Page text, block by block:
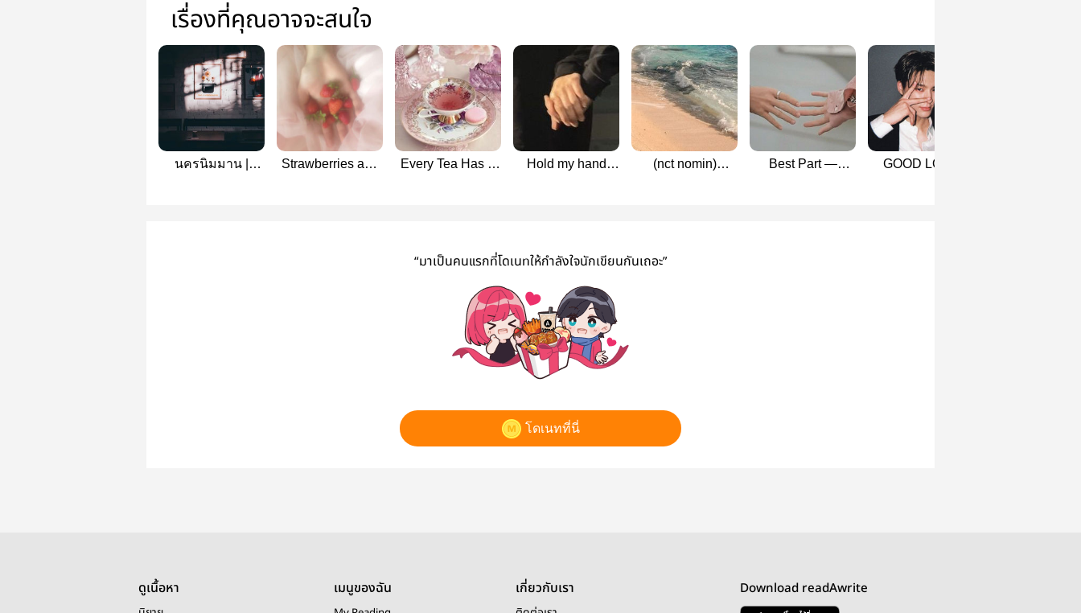
เรื่องที่คุณอาจจะสนใจ
นครนิมมาน |
Strawberries and
Every Tea Has A
Hold my hand
(nct nomin)
Best Part —
GOOD LOVE
“มาเป็นคนแรกที่โดเนทให้กำลังใจนักเขียนกันเถอะ”
โดเนทที่นี่
ดูเนื้อหา เมนูของฉัน เกี่ยวกับเรา Download readAwrite